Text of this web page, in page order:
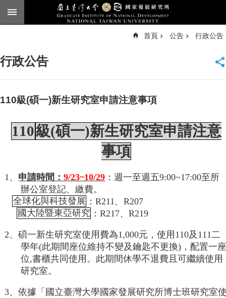
跳到主要內容區塊
臺
頁
公
告
簡
本
所
成
首頁 公告 行政公告
行政公告
110級(碩一)新生研究室申請注意事項
110級(碩一)新生研究室申請注意
事項
1 、 申請時間：9/23~10/29 ：週一至週五9:00~17:00至所
辦公室登記、繳費。
全球化與科技發展 ：R211 、R207
國大陸暨東亞研究 ：R217、R219
2、碩一新生研究室使用費為1,000元，使用 110及 111 二
學年(此期間座位維持不變及鑰匙不更換) ，配置一
位,書櫃共同使用。此期間休學不退費且可繼續使用
研究室。
3、依據「國立臺灣大學國家發展研究所博士班研究室